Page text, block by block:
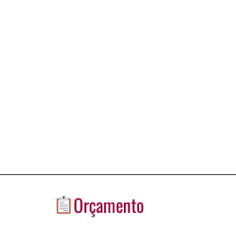
Orçamento